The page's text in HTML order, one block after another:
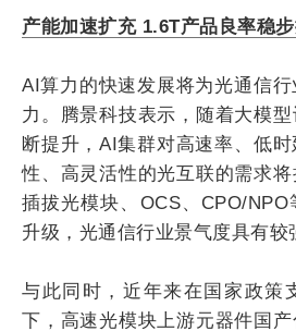
产能加速扩充 1.6T产品良率稳
AI算力的快速发展将为光通信
力。腾景科技表示，随着大模
断提升，AI集群对高速率、低
性、高灵活性的光互联的需求
插拔光模块、OCS、CPO/
升级，光通信行业景气度具有较
与此同时，近年来在国家政策
下，高速光模块上游元器件国